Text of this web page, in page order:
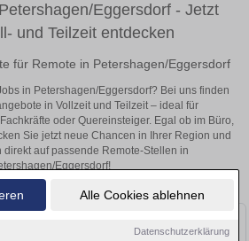
Alle Cookies ablehnen
Datenschutzerklärung
Eggersdorf - Jetzt
und Teilzeit entdecken
für Remote in Petershagen/Eggersdorf
in Petershagen/Eggersdorf? Bei uns finden
in Vollzeit und Teilzeit – ideal für
oder Quereinsteiger. Egal ob im Büro,
Sie jetzt neue Chancen in Ihrer Region und
direkt auf passende Remote-Stellen in
Eggersdorf!